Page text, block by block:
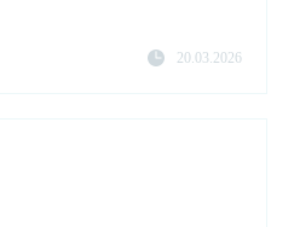
20.03.2026